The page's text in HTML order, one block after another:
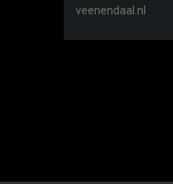
veenendaal.nl